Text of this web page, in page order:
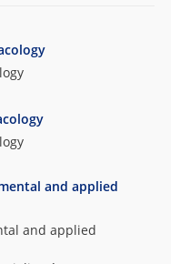
and applied
and applied